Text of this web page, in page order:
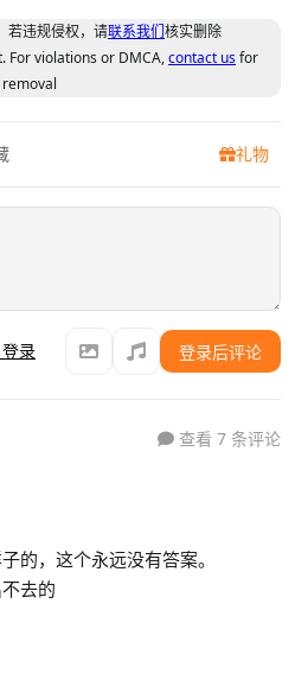
若违规侵权，请联系我们核实删除
For violations or DMCA,contact usfor
removal
礼物
录 登录后评论
查看 7 条评论
的，这个永远没有答案。
去的